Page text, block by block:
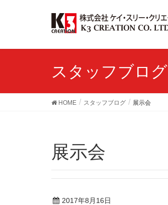
スタッフブログ
HOME スタッフブログ 展示会
展示会
2017年8月16日